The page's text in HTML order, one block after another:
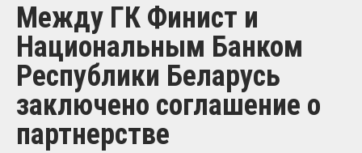
Между ГК Финист и
Национальным Банком
Республики Беларусь
заключено соглашение о
партнерстве